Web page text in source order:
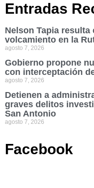
Entradas
Nelson Tapia
volcamiento en la
agosto 7, 2026
Gobierno propone
con interceptación
agosto 7, 2026
Detienen a
graves delitos
San Antonio
agosto 7, 2026
Facebook